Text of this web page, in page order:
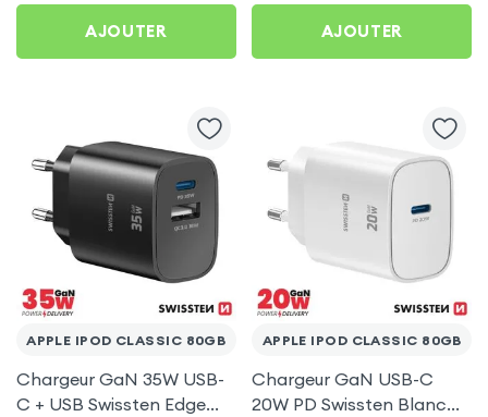
AJOUTER AJOUTER
APPLE IPOD CLASSIC 80GB
Chargeur GaN 35W USB-
C + USB Swissten Edge
APPLE IPOD CLASSIC 80GB
Chargeur GaN USB-C
20W PD Swissten Blanc